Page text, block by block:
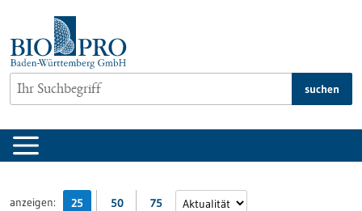
springen
suchen
anzeigen: 25 50 75